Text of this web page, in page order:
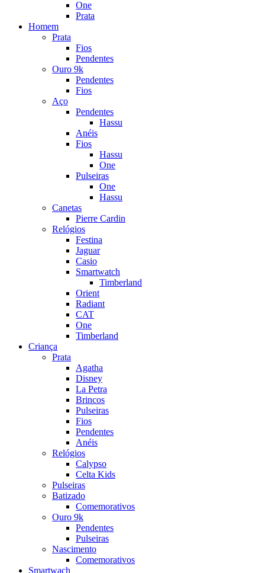
One
Prata
Homem
Prata
Fios
Pendentes
Ouro 9k
Pendentes
Fios
Aço
Pendentes
Hassu
Anéis
Fios
Hassu
One
Pulseiras
One
Hassu
Canetas
Pierre Cardin
Relógios
Festina
Jaguar
Casio
Smartwatch
Timberland
Orient
Radiant
CAT
One
Timberland
Criança
Prata
Agatha
Disney
La Petra
Brincos
Pulseiras
Fios
Pendentes
Anéis
Relógios
Calypso
Celta Kids
Pulseiras
Batizado
Comemorativos
Ouro 9k
Pendentes
Pulseiras
Nascimento
Comemorativos
Smartwach